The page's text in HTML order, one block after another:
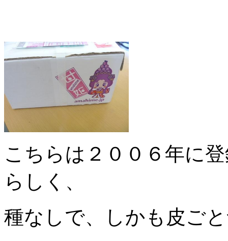
こちらは２００６年に
らしく、
種なしで、しかも皮ご